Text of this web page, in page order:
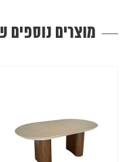
מוצרים נוספים